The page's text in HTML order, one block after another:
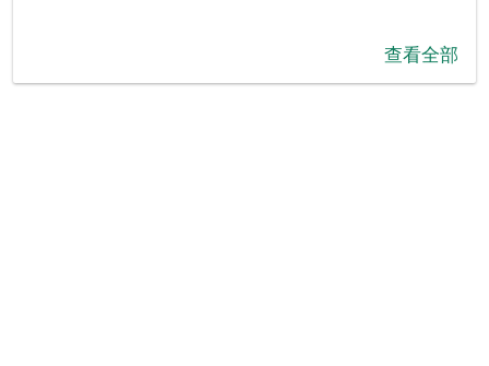
查看全部